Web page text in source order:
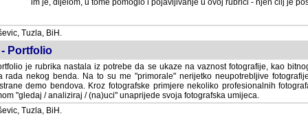
je, dijelom, u tome pomoglo i pojavljivanje u ovoj rubrici - njen cilj je
Tuzla, BiH.
Portfolio
je rubrika nastala iz potrebe da se ukaze na vaznost fotografije, kao
rada nekog benda. Na to su me "primorale" nerijetko neupotrebljive
demo bendova. Kroz fotografske primjere nekoliko profesionalnih
"gledaj / analiziraj / (na)uci" unaprijede svoja fotografska umijeca.
Tuzla, BiH.